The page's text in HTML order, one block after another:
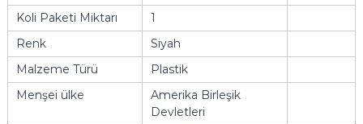
Koli Paketi Miktarı
1
Renk
Siyah
Malzeme Türü
Plastik
Menşei ülke
Amerika Birleşik
Devletleri